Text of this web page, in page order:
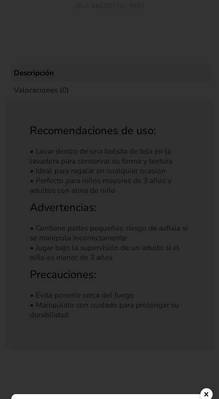
Descripción
Valoraciones (0)
Recomendaciones de uso:
• Lavar dentro de una bolsita de tela en la
lavadora para conservar su forma y textura
• Ideal para regalar en cualquier ocasión
• Perfecto para niños mayores de 3 años y
adultos con alma de niño
Advertencias:
• Contiene partes pequeñas: riesgo de asfixia si
se manipula incorrectamente
• Jugar bajo la supervisión de un adulto si el
niño es menor de 3 años
Precauciones:
• Evita ponerlo cerca del fuego
• Manipúlalo con cuidado para prolongar su
durabilidad